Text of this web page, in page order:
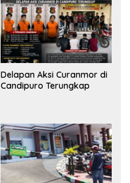
Delapan Aksi Curanmor di
Candipuro Terungkap